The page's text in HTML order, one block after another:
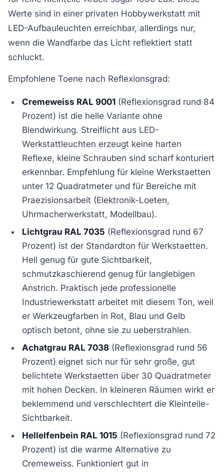
Werte sind in einer privaten Hobbywerkstatt mit
LED-Aufbauleuchten erreichbar, allerdings nur,
wenn die Wandfarbe das Licht reflektiert statt
schluckt.
Empfohlene Toene nach Reflexionsgrad:
Cremeweiss RAL 9001 (Reflexionsgrad rund 84
Prozent) ist die helle Variante ohne
Blendwirkung. Streiflicht aus LED-
Werkstattleuchten erzeugt keine harten
Reflexe, kleine Schrauben sind scharf konturiert
erkennbar. Empfehlung für kleine Werkstaetten
unter 12 Quadratmeter und für Bereiche mit
Praezisionsarbeit (Elektronik-Loeten,
Uhrmacherwerkstatt, Modellbau).
Lichtgrau RAL 7035 (Reflexionsgrad rund 67
Prozent) ist der Standardton für Werkstaetten.
Hell genug für gute Sichtbarkeit,
schmutzkaschierend genug für langlebigen
Anstrich. Praktisch jede professionelle
Industriewerkstatt arbeitet mit diesem Ton, weil
er Werkzeugfarben in Rot, Blau und Gelb
optisch betont, ohne sie zu ueberstrahlen.
Achatgrau RAL 7038 (Reflexionsgrad rund 56
Prozent) eignet sich nur für sehr große, gut
belichtete Werkstaetten über 30 Quadratmeter
mit hohen Decken. In kleineren Räumen wirkt er
beklemmend und verschlechtert die Kleinteile-
Sichtbarkeit.
Hellelfenbein RAL 1015 (Reflexionsgrad rund 72
Prozent) ist die warme Alternative zu
Cremeweiss. Funktioniert gut in